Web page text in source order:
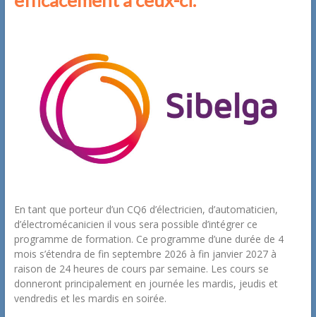
En tant que porteur d’un CQ6 d’électricien, d’automaticien,
d’électromécanicien il vous sera possible d’intégrer ce
programme de formation. Ce programme d’une durée de 4
mois s’étendra de fin septembre 2026 à fin janvier 2027 à
raison de 24 heures de cours par semaine. Les cours se
donneront principalement en journée les mardis, jeudis et
vendredis et les mardis en soirée.